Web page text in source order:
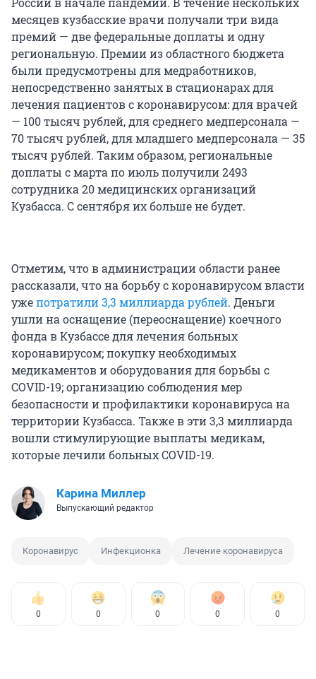
месяцев кузбасские врачи получали три вида
премий — две федеральные доплаты и одну
региональную. Премии из областного бюджета
были предусмотрены для медработников,
непосредственно занятых в стационарах для
лечения пациентов с коронавирусом: для врачей
— 100 тысяч рублей, для среднего медперсонала —
70 тысяч рублей, для младшего медперсонала — 35
тысяч рублей. Таким образом, региональные
доплаты с марта по июль получили 2493
сотрудника 20 медицинских организаций
Кузбасса. С сентября их больше не будет.
Отметим, что в администрации области ранее
рассказали, что на борьбу с коронавирусом власти
ужепотратили 3,3 миллиарда рублей. Деньги
ушли на оснащение (переоснащение) коечного
фонда в Кузбассе для лечения больных
коронавирусом; покупку необходимых
медикаментов и оборудования для борьбы с
COVID-19; организацию соблюдения мер
безопасности и профилактики коронавируса на
территории Кузбасса. Также в эти 3,3 миллиарда
вошли стимулирующие выплаты медикам,
которые лечили больных COVID-19.
Карина Миллер
Выпускающий редактор
Коронавирус Инфекционка Лечение коронавируса
0 0 0 0 0